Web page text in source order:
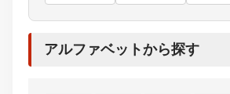
アルファベットから探す